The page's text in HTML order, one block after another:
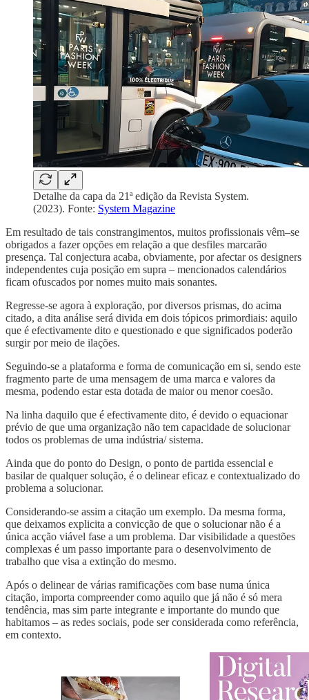
Detalhe da capa da 21ª edição da Revista System.
(2023). Fonte: System Magazine
Em resultado de tais constrangimentos, muitos profissionais vêm–se
obrigados a fazer opções em relação a que desfiles marcarão
presença. Tal conjectura acaba, obviamente, por afectar os designers
independentes cuja posição em supra – mencionados calendários
ficam ofuscados por nomes muito mais sonantes.
Regresse-se agora à exploração, por diversos prismas, do acima
citado, a dita análise será divida em dois tópicos primordiais: aquilo
que é efectivamente dito e questionado e que significados poderão
surgir por meio de ilações.
Seguindo-se a plataforma e forma de comunicação em si, sendo este
fragmento parte de uma mensagem de uma marca e valores da
mesma, podendo estar esta dotada de maior ou menor coesão.
Na linha daquilo que é efectivamente dito, é devido o equacionar
prévio de que uma organização não tem capacidade de solucionar
todos os problemas de uma indústria/ sistema.
Ainda que do ponto do Design, o ponto de partida essencial e
basilar de qualquer solução, é o delinear eficaz e contextualizado do
problema a solucionar.
Considerando-se assim a citação um exemplo. Da mesma forma,
que deixamos explicita a convicção de que o solucionar não é a
única acção viável fase a um problema. Dar visibilidade a questões
complexas é um passo importante para o desenvolvimento de
trabalho que visa a extinção do mesmo.
Após o delinear de várias ramificações com base numa única
citação, importa compreender como aquilo que já não é só mera
tendência, mas sim parte integrante e importante do mundo que
habitamos – as redes sociais, pode ser considerada como referência,
em contexto.